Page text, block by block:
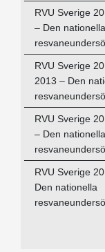
RVU Sverige
– Den nationella
RVU Sverige
2013 – Den
RVU Sverige
– Den nationella
RVU Sverige
Den nationella